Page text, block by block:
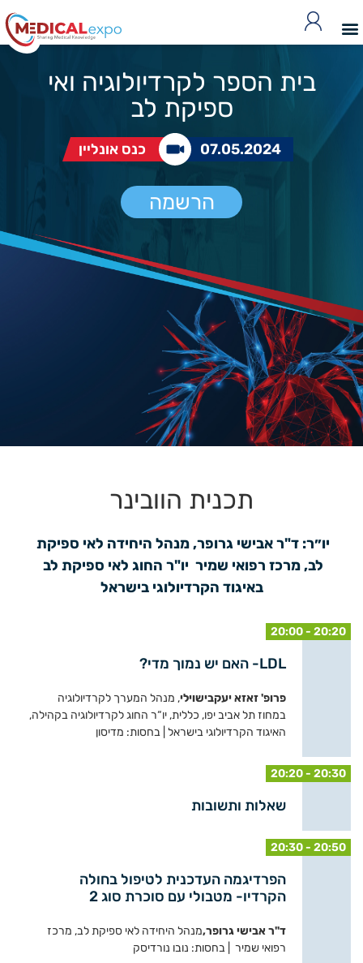
בית הספר לקרדיולוגיה ואי
ספיקת לב
07.05.2024 כנס אונליין
הרשמה
תכנית הוובינר
באיגוד הקרדיולוגי בישראל
20:00 - 20:20
LDL- האם יש נמוך מדי?
פרופ' זאזא יעקבישוילי, מנהל המערך לקרדיולוגיה
במחוז תל אביב יפו, כללית, יו“ר החוג לקרדיולוגיה בקהילה,
האיגוד הקרדיולוגי בישראל | בחסות: מדיסון
20:20 - 20:30
שאלות ותשובות
20:30 - 20:50
הפרדיגמה העדכנית לטיפול בחולה
הקרדיו- מטבולי עם סוכרת סוג 2
ד"ר אבישי גרופר,מנהל היחידה לאי ספיקת לב, מרכז
רפואי שמיר | בחסות: נובו נורדיסק